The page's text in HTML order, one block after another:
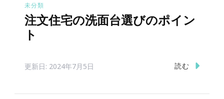
未分類
注文住宅の洗面台選びのポイン
ト
更新日: 2024年7月5日 読む